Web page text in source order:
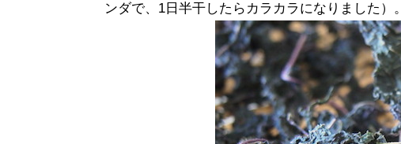
ンダで、1日半干したらカラカラになりました）。